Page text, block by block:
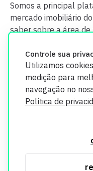
Controle sua
Utilizamos
medição para
navegação no
Política de
Somos a principal
mercado imobiliário
saber sobre a área
segurança. Todos os
utilizados
informações, consulte